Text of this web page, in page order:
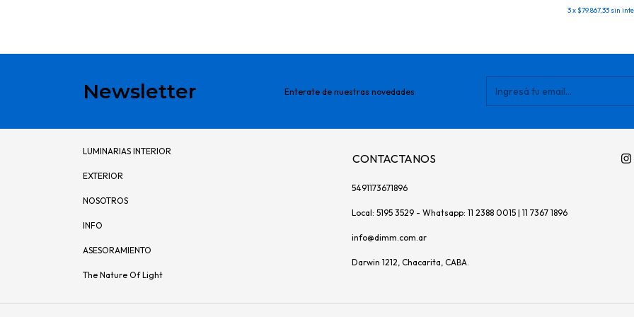
3x$79.867,33 sin
Newsletter Enterate de nuestras novedades
LUMINARIAS INTERIOR
EXTERIOR
NOSOTROS
INFO
ASESORAMIENTO
The Nature Of Light
CONTACTANOS
5491173671896
Local: 5195 3529 - Whatsapp: 11 2388 0015 | 11 7367 1896
info@dimm.com.ar
Darwin 1212, Chacarita, CABA.